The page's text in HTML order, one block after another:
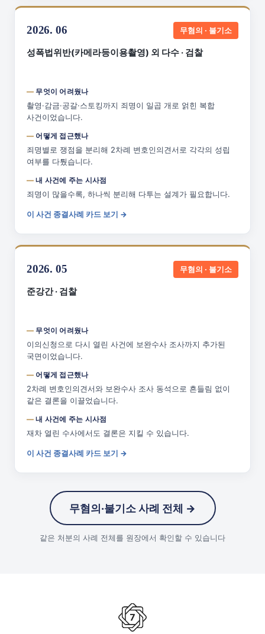
2026. 06 무혐의 · 불기소
성폭법위반(카메라등이용촬영) 외 다수 · 검찰
무엇이 어려웠나
촬영·감금·공갈·스토킹까지 죄명이 일곱 개로 얽힌 복합
사건이었습니다.
어떻게 접근했나
죄명별로 쟁점을 분리해 2차례 변호인의견서로 각각의 성립
여부를 다퉜습니다.
내 사건에 주는 시사점
죄명이 많을수록, 하나씩 분리해 다투는 설계가 필요합니다.
이 사건 종결사례 카드 보기 →
2026. 05 무혐의 · 불기소
준강간 · 검찰
무엇이 어려웠나
이의신청으로 다시 열린 사건에 보완수사 조사까지 추가된
국면이었습니다.
어떻게 접근했나
2차례 변호인의견서와 보완수사 조사 동석으로 흔들림 없이
같은 결론을 이끌었습니다.
내 사건에 주는 시사점
재차 열린 수사에서도 결론은 지킬 수 있습니다.
이 사건 종결사례 카드 보기 →
무혐의·불기소 사례 전체 →
같은 처분의 사례 전체를 원장에서 확인할 수 있습니다